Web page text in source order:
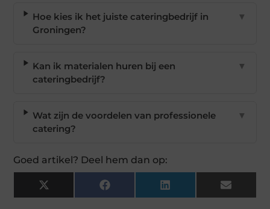
Hoe kies ik het juiste cateringbedrijf in
Groningen?
▼
Kan ik materialen huren bij een
cateringbedrijf?
▼
Wat zijn de voordelen van professionele
catering?
▼
Goed artikel? Deel hem dan op:
X
(Twitter)
Facebook LinkedIn Email